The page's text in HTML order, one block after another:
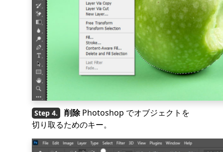
削除Photoshop でオブジェクトを
切り取るためのキー。